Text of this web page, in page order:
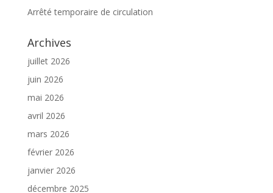
Arrêté temporaire de circulation
Archives
juillet 2026
juin 2026
mai 2026
avril 2026
mars 2026
février 2026
janvier 2026
décembre 2025